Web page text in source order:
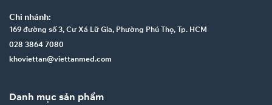
Chi nhánh:
169 đường số 3, Cư Xá Lữ Gia, Phường Phú Thọ, Tp. HCM
028 3864 7080
khoviettan@viettanmed.com
Danh mục sản phẩm